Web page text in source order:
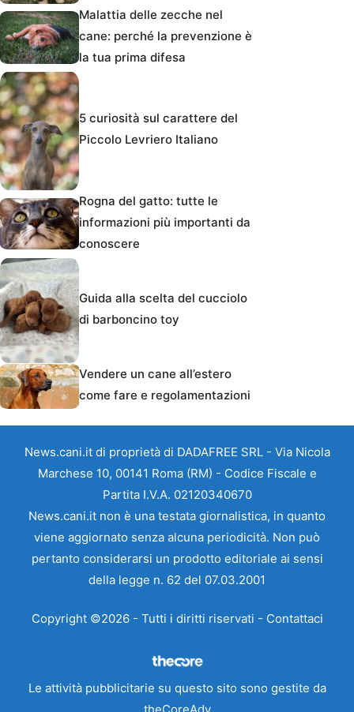
Malattia delle zecche nel
cane: perché la prevenzione è
la tua prima difesa
5 curiosità sul carattere del
Piccolo Levriero Italiano
Rogna del gatto: tutte le
informazioni più importanti da
conoscere
Guida alla scelta del cucciolo
di barboncino toy
Vendere un cane all’estero
come fare e regolamentazioni
News.cani.it di proprietà di DADAFREE SRL - Via Nicola
Marchese 10, 00141 Roma (RM) - Codice Fiscale e
Partita I.V.A. 02120340670
News.cani.it non è una testata giornalistica, in quanto
viene aggiornato senza alcuna periodicità. Non può
pertanto considerarsi un prodotto editoriale ai sensi
della legge n. 62 del 07.03.2001
Copyright ©2026 - Tutti i diritti riservati - Contattaci
Le attività pubblicitarie su questo sito sono gestite da